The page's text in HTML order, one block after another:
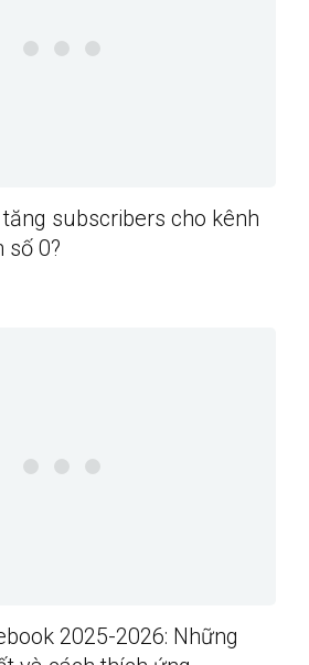
subscribers cho kênh
số 0?
2025-2026: Những